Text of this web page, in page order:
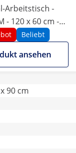
Arbeitstisch -
- 120 x 60 cm -
- Royal
Beliebt
ansehen
90 cm